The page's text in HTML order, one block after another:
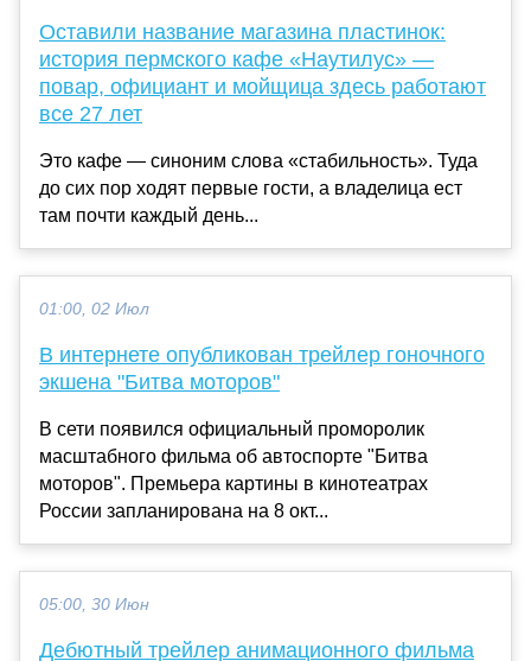
Оставили название магазина пластинок:
история пермского кафе «Наутилус» —
повар, официант и мойщица здесь работают
все 27 лет
Это кафе — синоним слова «стабильность». Туда
до сих пор ходят первые гости, а владелица ест
там почти каждый день...
01:00, 02 Июл
В интернете опубликован трейлер гоночного
экшена "Битва моторов"
В сети появился официальный проморолик
масштабного фильма об автоспорте "Битва
моторов". Премьера картины в кинотеатрах
России запланирована на 8 окт...
05:00, 30 Июн
Дебютный трейлер анимационного фильма